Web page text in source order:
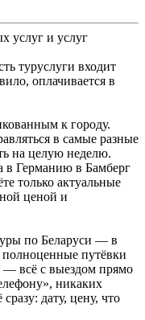
услуг и услуг
туруслуги входит
оплачивается в
к городу.
в самые разные
на целую неделю.
в Германию в Бамберг
только актуальные
ценой и
по Беларуси — в
путёвки
— всё с выездом прямо
никаких
дату, цену, что